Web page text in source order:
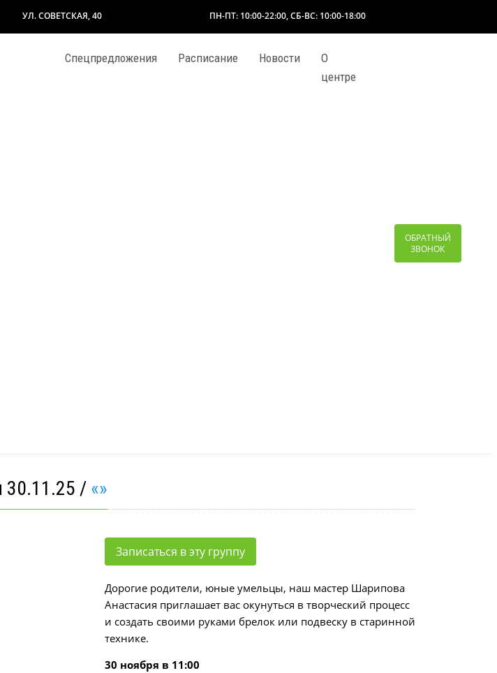
УЛ. СОВЕТСКАЯ, 40 ПН-ПТ: 10:00-22:00, СБ-ВС: 10:00-18:00
Спецпредложения Расписание Новости
О
центре
ОБРАТНЫЙ
ЗВОНОК
30.11.25 / «»
Записаться в эту группу
Дорогие родители, юные умельцы, наш мастер Шарипова
Анастасия приглашает вас окунуться в творческий процесс
и создать своими руками брелок или подвеску в старинной
технике.
30 ноября в 11:00